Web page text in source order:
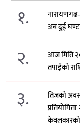
१.
अब दुई
२.
आज मिति
तपाईको
३.
तिजको